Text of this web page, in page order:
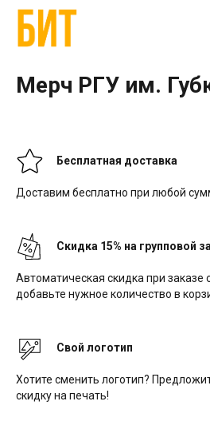
Мерч РГУ им.
Бесплатная доставка
Доставим бесплатно при любой
Скидка 15% на групповой
Автоматическая скидка при заказе
добавьте нужное количество в
Свой логотип
Хотите сменить логотип?
скидку на печать!